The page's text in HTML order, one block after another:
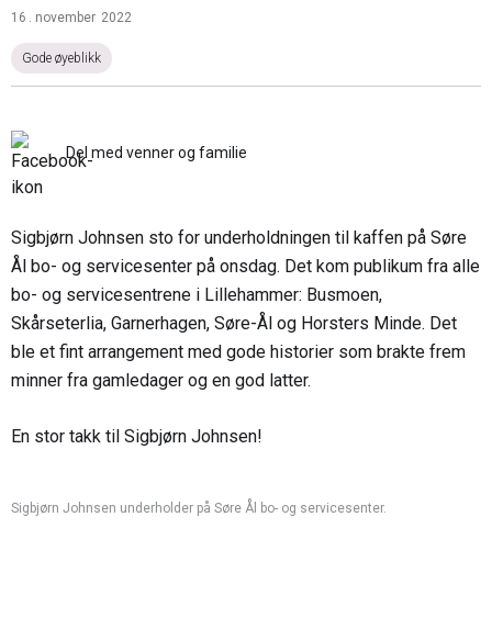
16 . november 2022
Gode øyeblikk
Del med venner og familie
Sigbjørn Johnsen sto for underholdningen til kaffen på Søre
Ål bo- og servicesenter på onsdag. Det kom publikum fra alle
bo- og servicesentrene i Lillehammer: Busmoen,
Skårseterlia, Garnerhagen, Søre-Ål og Horsters Minde. Det
ble et fint arrangement med gode historier som brakte frem
minner fra gamledager og en god latter.
En stor takk til Sigbjørn Johnsen!
Sigbjørn Johnsen underholder på Søre Ål bo- og servicesenter.